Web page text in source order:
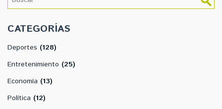
CATEGORÍAS
Deportes (128)
Entretenimiento (25)
Economía (13)
Política (12)